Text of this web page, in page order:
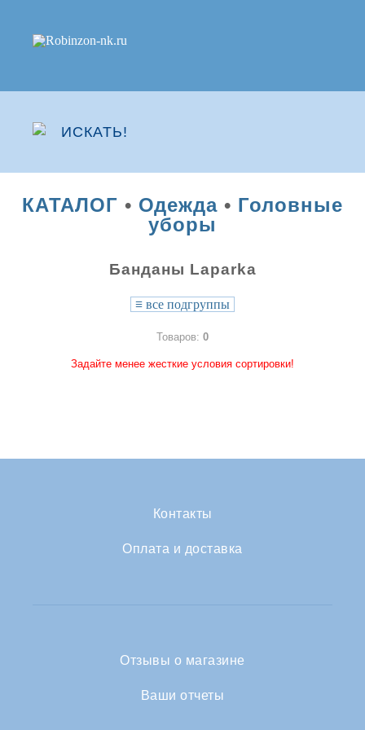
КАТАЛОГ • Одежда • Головные
уборы
Банданы Laparka
≡ все подгруппы
Товаров: 0
Задайте менее жесткие условия сортировки!
Контакты
Оплата и доставка
Отзывы о магазине
Ваши отчеты